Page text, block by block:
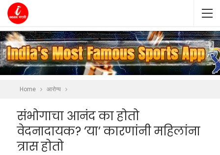
Home आरोग्य
संभोगाचा आनंद का होतो
वेदनादायक? ‘या’ कारणांनी महिलांना
त्रास होतो